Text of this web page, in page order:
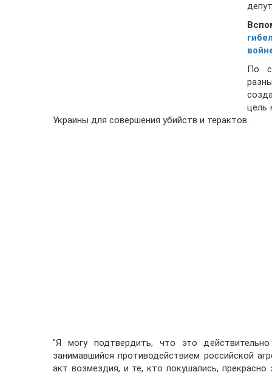
По
цель
Украины для совершения убийств и терактов.
"Я могу подтвердить, что это
занимавшийся противодействием российской
акт возмездия, и те, кто покушались,